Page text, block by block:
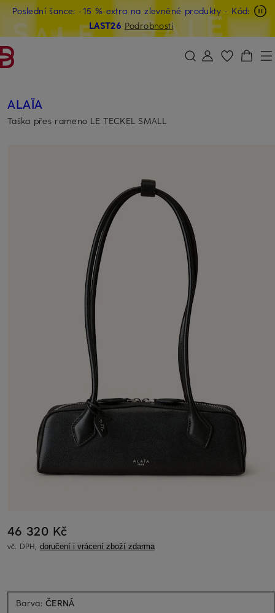
PŘEJÍT NA HLAVNÍ OBSAH PŘESKOČIT NA VYHLEDÁVÁNÍ
Poslední šance: -15 % extra na zlevněné produkty - Kód:
LAST26 Podrobnosti
ALAÏA
Taška přes rameno LE TECKEL SMALL
46 320 Kč
vč. DPH, doručení i vrácení zboží zdarma
Barva:ČERNÁ